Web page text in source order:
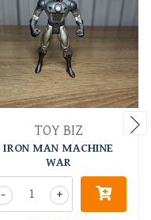
TOY BIZ
IRON MAN MACHINE
WAR
+
-